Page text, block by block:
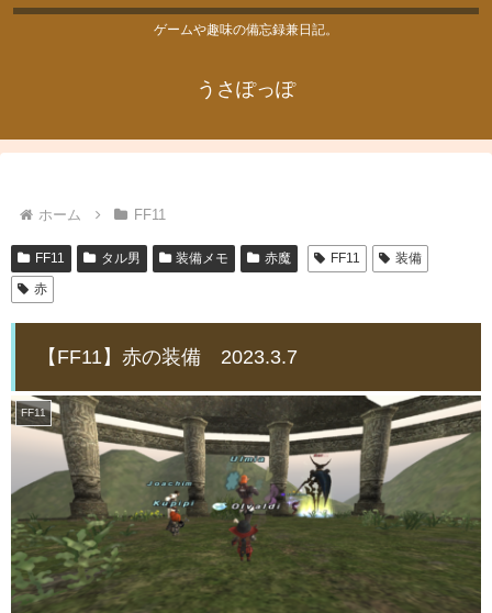
ゲームや趣味の備忘録兼日記。
うさぽっぽ
ホーム FF11
FF11 タル男 装備メモ 赤魔 FF11
装備
赤
【FF11】赤の装備 2023.3.7
FF11